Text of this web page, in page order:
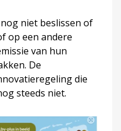
niet beslissen of
op een andere
van hun
De
die
steeds niet.